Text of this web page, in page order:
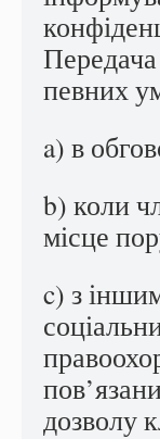
певних
a) в
b) коли
місце
c) з
дозволу